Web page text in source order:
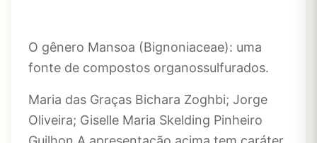
O gênero Mansoa (Bignoniaceae): uma
fonte de compostos organossulfurados.
Maria das Graças Bichara Zoghbi; Jorge
Oliveira; Giselle Maria Skelding Pinheiro